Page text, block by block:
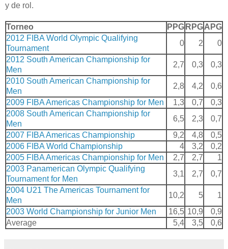
y de rol.
Torneo PPG RPGAPG
2012 FIBA World Olympic Qualifying
Tournament
0 2
0
2012 South American Championship for
Men
2,7 0,3
0,3
2010 South American Championship for
Men
2,8 4,2
0,6
2009 FIBA Americas Championship for Men
1,3 0,7
0,3
2008 South American Championship for
Men
6,5 2,3
0,7
2007 FIBA Americas Championship
9,2 4,8
0,5
2006 FIBA World Championship
4 3,2
0,2
2005 FIBA Americas Championship for Men
2,7 2,7
1
2003 Panamerican Olympic Qualifying
Tournament for Men
3,1 2,7
0,7
2004 U21 The Americas Tournament for
Men
10,2 5
1
2003 World Championship for Junior Men
16,5 10,9
0,9
Average
5,4 3,5 0,6